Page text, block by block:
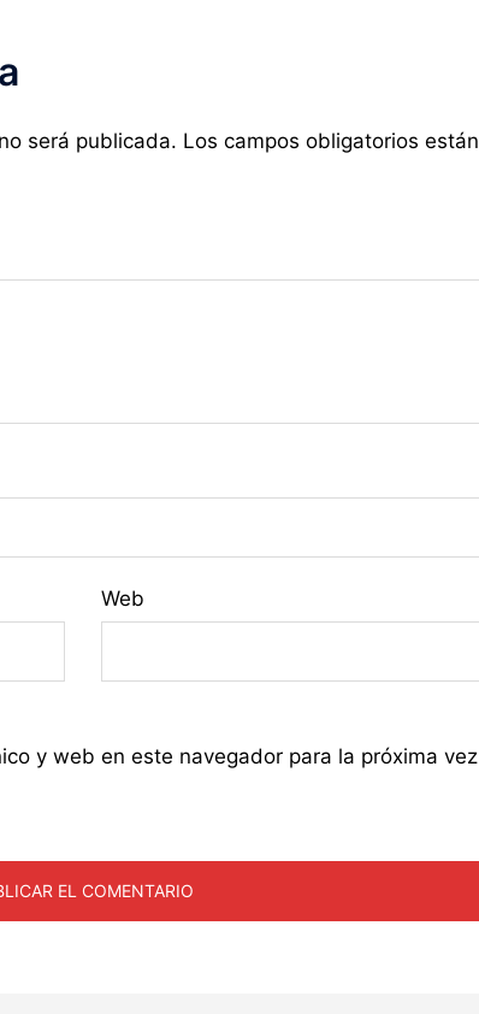
será publicada. Los campos obligatorios están
Web
y web en este navegador para la próxima vez